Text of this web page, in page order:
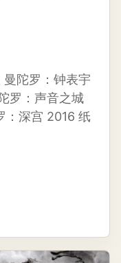
陀罗：钟表宇
罗：声音之城
：深宫 2016 纸